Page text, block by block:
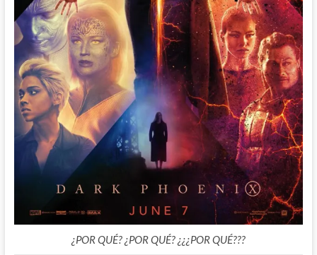
¿POR QUÉ? ¿POR QUÉ? ¿¿¿POR QUÉ???